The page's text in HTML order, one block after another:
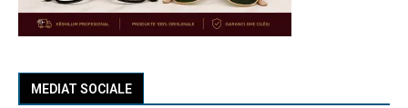
MEDIAT SOCIALE